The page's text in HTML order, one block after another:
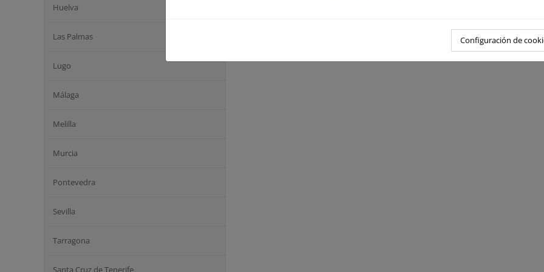
Huelva
Las Palmas
Lugo
Málaga
Melilla
Murcia
Pontevedra
Sevilla
Tarragona
Santa Cruz de Tenerife
Configuración de